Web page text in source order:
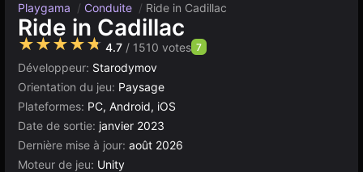
Playgama / Conduite / Ride in Cadillac
Ride in Cadillac
★★★★★ 4.7 / 1510 votes 7
Développeur: Starodymov
Orientation du jeu: Paysage
Plateformes: PC, Android, iOS
Date de sortie: janvier 2023
Dernière mise à jour: août 2026
Moteur de jeu: Unity